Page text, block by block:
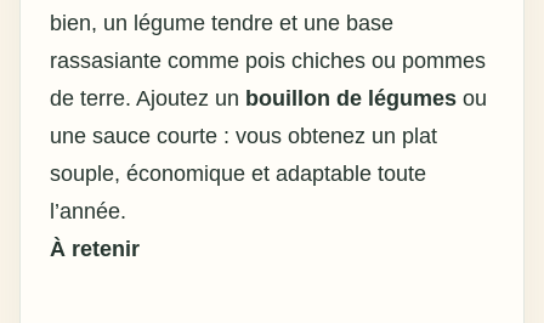
bien, un légume tendre et une base
rassasiante comme pois chiches ou pommes
de terre. Ajoutez un bouillon de légumes ou
une sauce courte : vous obtenez un plat
souple, économique et adaptable toute
l’année.
À retenir